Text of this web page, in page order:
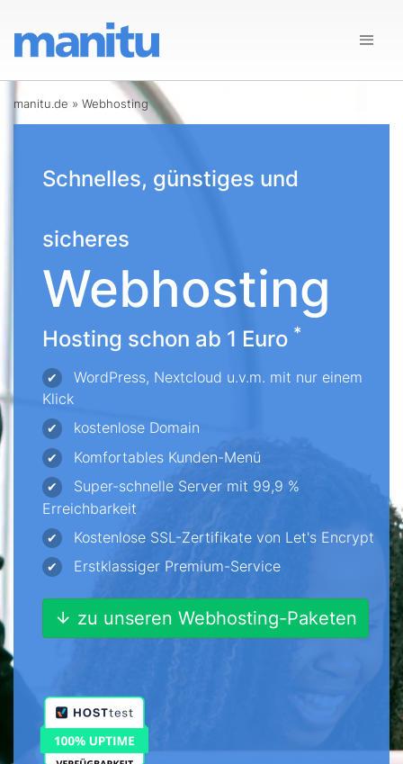
manitu.de » Webhosting
Schnelles, günstiges und
sicheres
Webhosting
Hosting schon ab 1 Euro *
✔
WordPress, Nextcloud u.v.m. mit nur einem
Klick
✔ kostenlose Domain
✔ Komfortables Kunden-Menü
✔
Super-schnelle Server mit 99,9 %
Erreichbarkeit
✔ Kostenlose SSL-Zertifikate von Let's Encrypt
✔ Erstklassiger Premium-Service
zu unseren Webhosting-Paketen